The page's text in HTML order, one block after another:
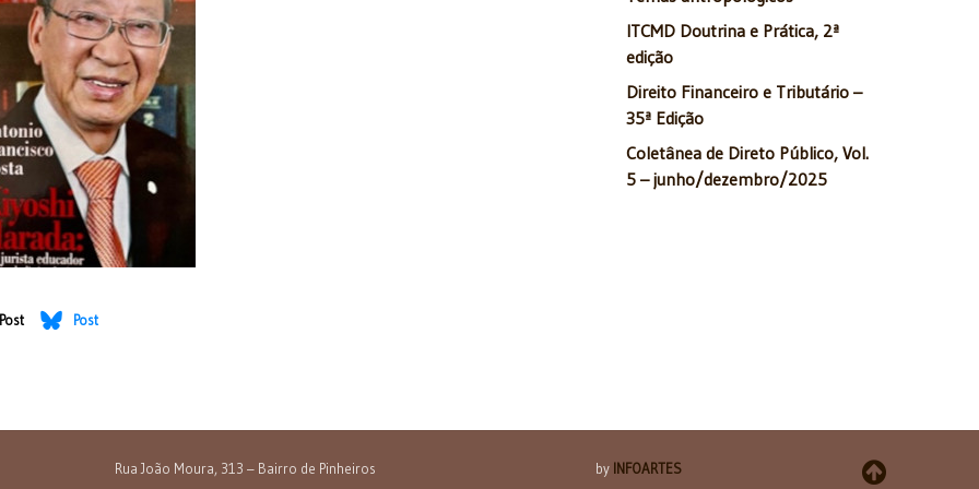
Post Post
único
edição
ITCMD Doutrina e Prática, 2ª
edição
Direito Financeiro e Tributário –
35ª Edição
Coletânea de Direto Público, Vol.
5 – junho/dezembro/2025
Rua João Moura, 313 – Bairro de Pinheiros by INFOARTES